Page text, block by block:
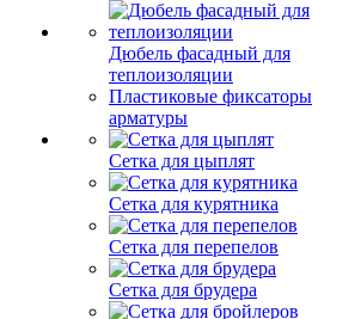
Дюбель фасадный для
теплоизоляции
Пластиковые фиксаторы
арматуры
Сетка для цыплят
Сетка для курятника
Сетка для перепелов
Сетка для брудера